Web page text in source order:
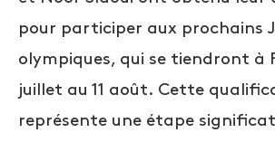
pour participer aux prochains
olympiques, qui se tiendront à
juillet au 11 août. Cette
représente une étape